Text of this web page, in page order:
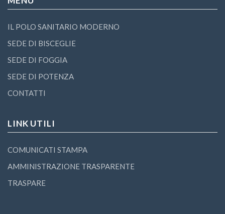
IL POLO SANITARIO MODERNO
SEDE DI BISCEGLIE
SEDE DI FOGGIA
SEDE DI POTENZA
CONTATTI
LINK UTILI
COMUNICATI STAMPA
AMMINISTRAZIONE TRASPARENTE
TRASPARE